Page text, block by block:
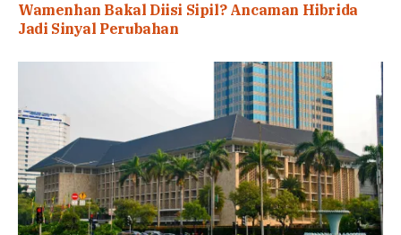
Wamenhan Bakal Diisi Sipil? Ancaman Hibrida
Jadi Sinyal Perubahan